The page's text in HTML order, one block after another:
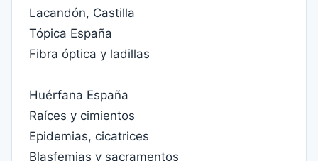
Lacandón, Castilla
Tópica España
Fibra óptica y ladillas
Huérfana España
Raíces y cimientos
Epidemias, cicatrices
Blasfemias y sacramentos